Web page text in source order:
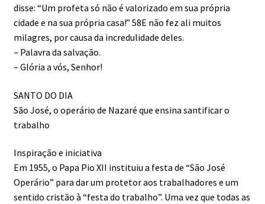
disse: “Um profeta só não é valorizado em sua própria
cidade e na sua própria casa!” 58E não fez ali muitos
milagres, por causa da incredulidade deles.
– Palavra da salvação.
– Glória a vós, Senhor!
SANTO DO DIA
São José, o operário de Nazaré que ensina santificar o
trabalho
Inspiração e iniciativa
Em 1955, o Papa Pio XII instituiu a festa de “São José
Operário” para dar um protetor aos trabalhadores e um
sentido cristão à “festa do trabalho”. Uma vez que todas as